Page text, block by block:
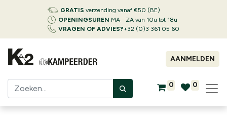
GRATIS verzending vanaf €50 (BE)
OPENINGSUREN MA - ZA van 10u tot 18u
VRAGEN OF ADVIES?+32 (0)3 361 05 60
AANMELDEN
0 0